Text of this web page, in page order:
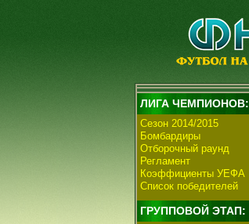
ЛИГА ЧЕМПИОНОВ:
Сезон 2014/2015
Бомбардиры
Отборочный раунд
Регламент
Коэффициенты УЕФА
Список победителей
ГРУППОВОЙ ЭТАП: